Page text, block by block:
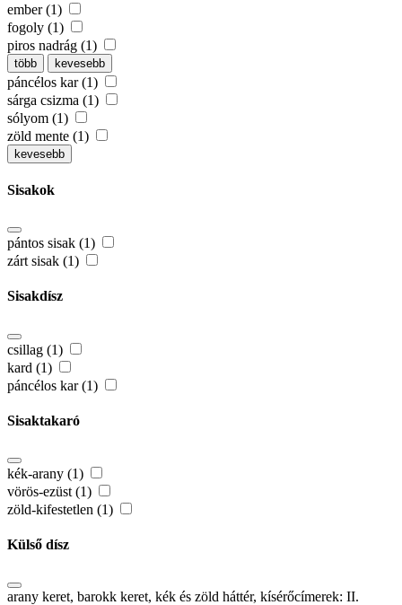
ember (1)
fogoly (1)
piros nadrág (1)
több kevesebb
páncélos kar (1)
sárga csizma (1)
sólyom (1)
zöld mente (1)
kevesebb
Sisakok
pántos sisak (1)
zárt sisak (1)
Sisakdísz
csillag (1)
kard (1)
páncélos kar (1)
Sisaktakaró
kék-arany (1)
vörös-ezüst (1)
zöld-kifestetlen (1)
Külső dísz
arany keret, barokk keret, kék és zöld háttér, kísérőcímerek: II.